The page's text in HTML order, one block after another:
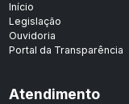
Início
Legislação
Ouvidoria
Portal da Transparência
Atendimento